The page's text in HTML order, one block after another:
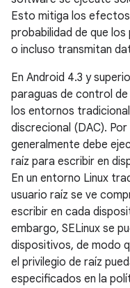
Esto mitiga los
probabilidad de que
o incluso transmitan
En Android 4.3 y
paraguas de control
los entornos
discrecional (DAC).
generalmente debe
raíz para escribir en
En un entorno Linux
usuario raíz se ve
escribir en cada
embargo, SELinux se
dispositivos, de modo
el privilegio de raíz
especificados en la